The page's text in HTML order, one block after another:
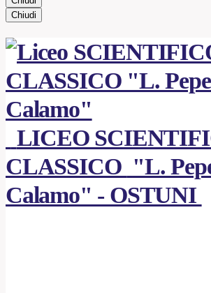
Chiudi
LICEO
CLASSICO "L.
Calamo" - OSTUNI